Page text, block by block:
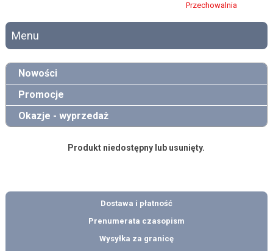
Przechowalnia
Menu
Nowości
Promocje
Okazje - wyprzedaż
Produkt niedostępny lub usunięty.
Dostawa i płatność
Prenumerata czasopism
Wysyłka za granicę